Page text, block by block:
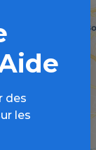
des
les